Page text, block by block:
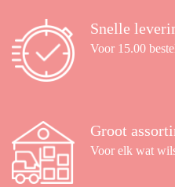
Snelle
Voor 15.00
Groot
Voor elk wat